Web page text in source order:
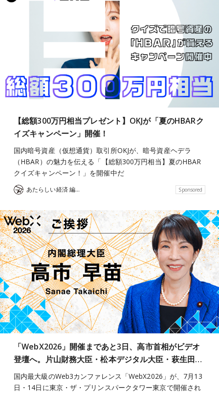
【総額300万円相当プレゼント】OKJが「夏のHBARク
イズキャンペーン」開催！
国内暗号資産（仮想通貨）取引所OKJが、暗号資産ヘデラ
（HBAR）の魅力を伝える「【総額300万円相当】夏のHBAR
クイズキャンペーン！」を開催中だ
あたらしい経済 編集部 Sponsored
「WebX2026」開催まであと3日、高市首相がビデオ
登壇へ。片山財務大臣・松本デジタル大臣・萩生田…
国内最大級のWeb3カンファレンス「WebX2026」が、7月13
日・14日に東京・ザ・プリンスパークタワー東京で開催され